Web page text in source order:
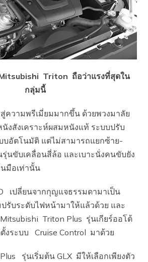
Triton ถือว่าแรงที่สุดใน
กลุ่มนี้
ความพรีเมี่ยมมากขึ้น ด้วยพวงมาลัย
นังสังเคราะห์ผสมหนังแท้ ระบบปรับ
บอัตโนมัติ แต่ไม่สามารถแยกซ้าย-
นขับเคลื่อนสี่ล้อ และเบาะนั่งคนขับยัง
มือเท่านั้น
เปลี่ยนจากกุญแจธรรมดามาเป็น
รับระดับไฟหน้ามาให้แล้วด้วย และ
Triton Plus รุ่นเกียร์ออโต้
งระบบ Cruise Control มาด้วย
รุ่นเริ่มต้น GLX มีให้เลือกเพียงตัว